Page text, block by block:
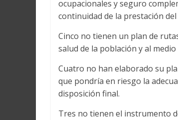
ocupacionales y seguro
continuidad de la prestación del
Cinco no tienen un plan de
salud de la población y al
Cuatro no han elaborado su
que pondría en riesgo la
disposición final.
Tres no tienen el instrumento